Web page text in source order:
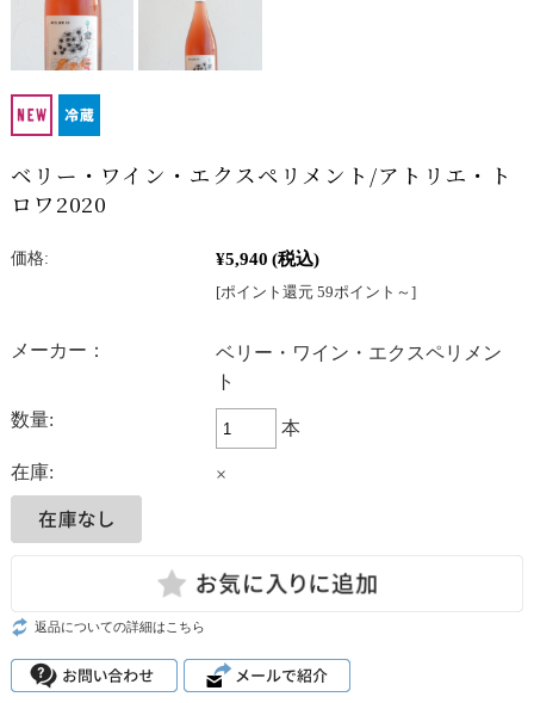
ベリー・ワイン・エクスペリメント/アトリエ・ト
ロワ2020
価格: ¥5,940 (税込)
[ポイント還元 59ポイント～]
メーカー：
ベリー・ワイン・エクスペリメン
ト
数量:
本
在庫: ×
返品についての詳細はこちら